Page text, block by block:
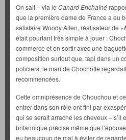
On sait – via le Canard Enchaîné
que la première dame de France a eu
satisfaire Woody Allen, réalisateur de «
était pourtant très simple à jouer :
commerce et en sortir avec une
composition surtout que, tapi dans un
policiers, le mari de Chochotte
recommencées.
Cette omniprésence de Chouchou et
entrer dans son rôle ont fini par
qui se serait arraché les cheveux – s’il
britannique précise même que
eu beaucoup de mal à éviter de